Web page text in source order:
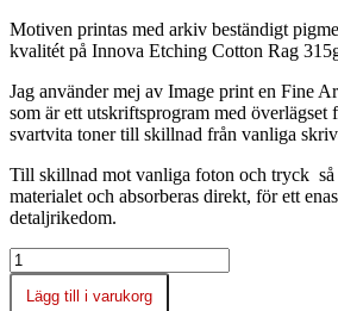
Motiven printas med arkiv beständigt
kvalitét på Innova Etching Cotton Rag
Jag använder mej av Image print en Fine
som är ett utskriftsprogram med överlägset
svartvita toner till skillnad från vanliga
Till skillnad mot vanliga foton och tryck så
materialet och absorberas direkt, för ett
detaljrikedom.
Siv
Malmkvist
mängd
Lägg till i varukorg